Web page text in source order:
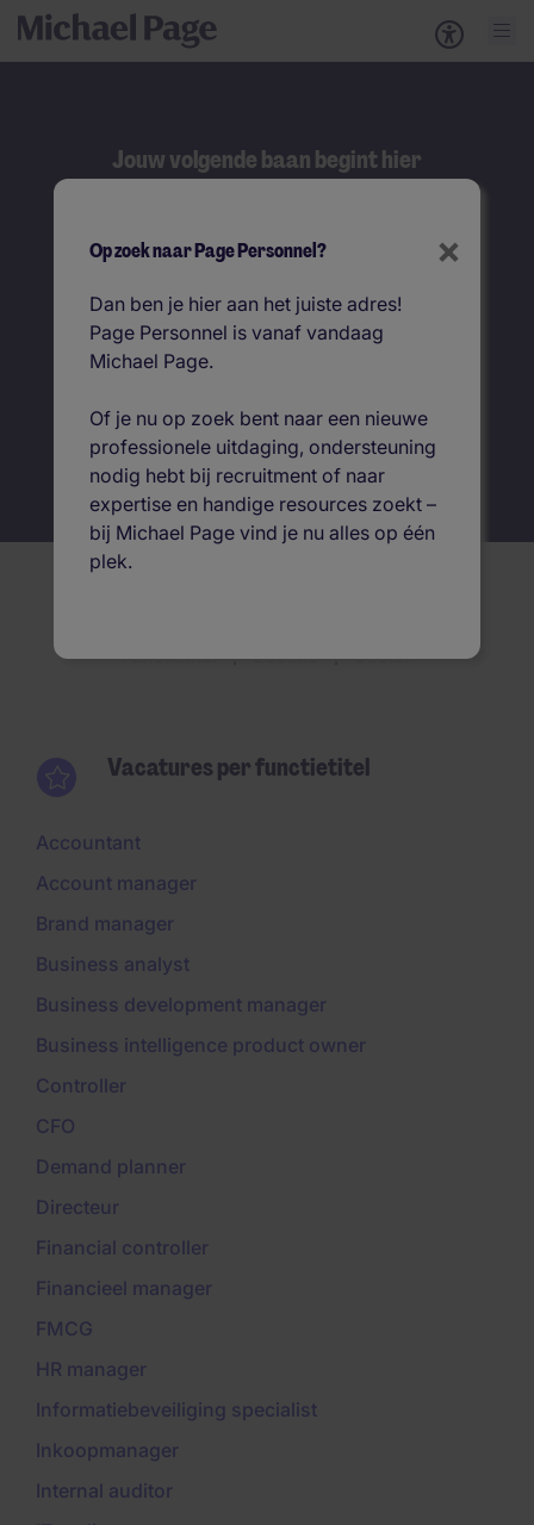
Jouw volgende baan begint hier
Zoek op functietitel
Vacatures per locatie
Functietitel Locatie Sector
Vacatures per functietitel
Accountant
Account manager
Brand manager
Business analyst
Business development manager
Business intelligence product owner
Controller
CFO
Demand planner
Directeur
Financial controller
Financieel manager
FMCG
HR manager
Informatiebeveiliging specialist
Inkoopmanager
Internal auditor
×
Op zoek naar Page Personnel?
Dan ben je hier aan het juiste adres!
Page Personnel is vanaf vandaag
Michael Page.
Of je nu op zoek bent naar een nieuwe
professionele uitdaging, ondersteuning
nodig hebt bij recruitment of naar
expertise en handige resources zoekt –
bij Michael Page vind je nu alles op één
plek.